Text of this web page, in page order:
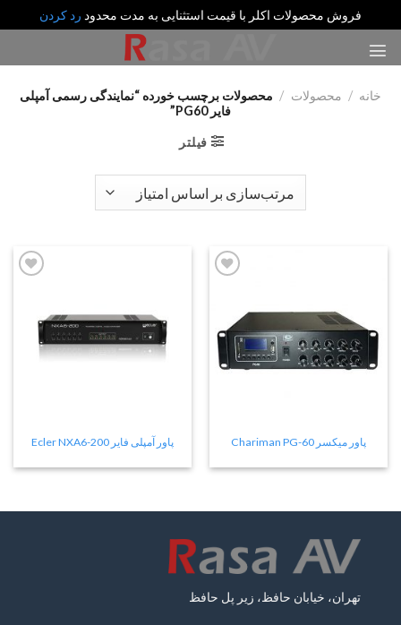
فروش محصولات اکلر با قیمت استثنایی به مدت محدود رد کردن
خانه / محصولات / محصولات برچسب خورده “نمایندگی رسمی آمپلی
فایر PG60”
فیلتر
پاور میکسر Chariman PG-60 پاور آمپلی فایر Ecler NXA6-200
تهران، خیابان حافظ، زیر پل حافظ